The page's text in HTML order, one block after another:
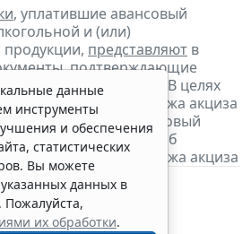
, уплатившие авансовый
и (или)
представляют в
, подтверждающие
за июнь 2021 г. В целях
авансового платежа акциза
представляютв налоговый
иизвещение
об
авансового платежа акциза
данные
инструменты
и обеспечения
статистических
Вы можете
данных в
Пожалуйста,
их обработки.